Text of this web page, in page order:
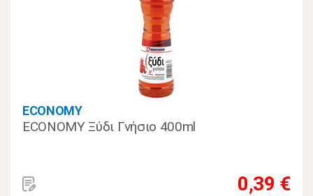
ECONOMY
ECONOMY Ξύδι Γνήσιο 400ml
0,39 €